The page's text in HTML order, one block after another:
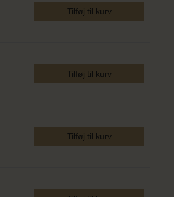
Tilføj til kurv
Tilføj til kurv
Tilføj til kurv